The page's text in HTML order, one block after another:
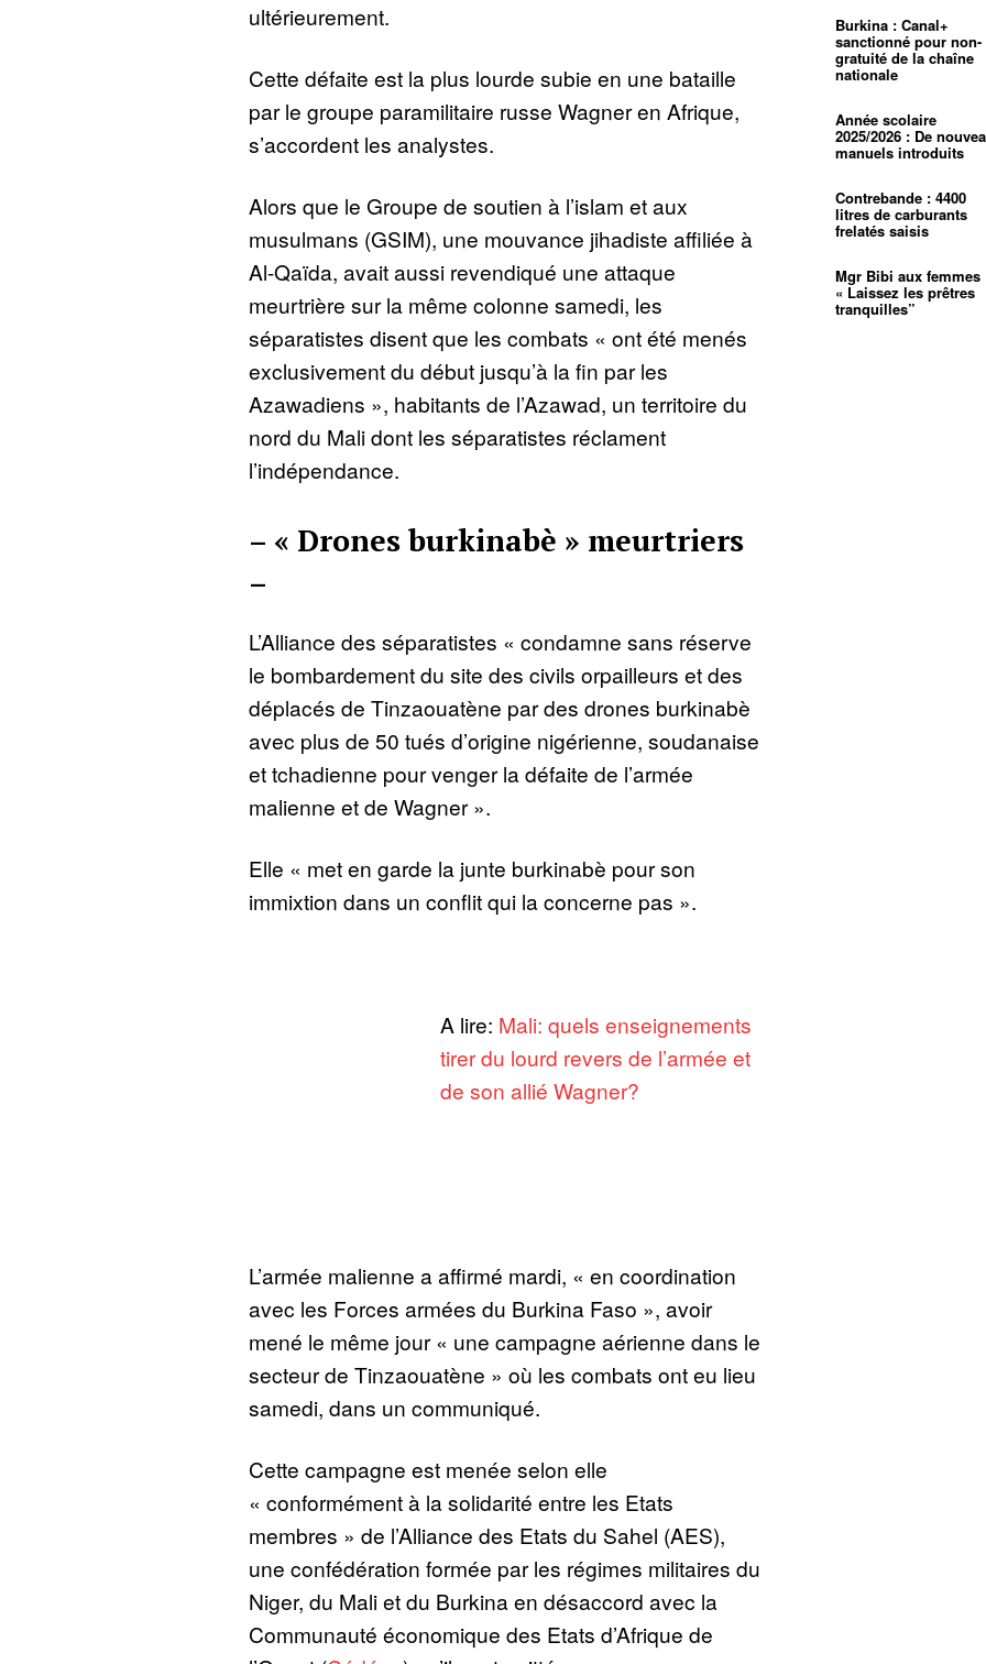
ultérieurement.
Cette défaite est la plus lourde subie en une bataille
par le groupe paramilitaire russe Wagner en Afrique,
s’accordent les analystes.
Alors que le Groupe de soutien à l’islam et aux
musulmans (GSIM), une mouvance jihadiste affiliée à
Al-Qaïda, avait aussi revendiqué une attaque
meurtrière sur la même colonne samedi, les
séparatistes disent que les combats « ont été menés
exclusivement du début jusqu’à la fin par les
Azawadiens », habitants de l’Azawad, un territoire du
nord du Mali dont les séparatistes réclament
l’indépendance.
– « Drones burkinabè » meurtriers
–
L’Alliance des séparatistes « condamne sans réserve
le bombardement du site des civils orpailleurs et des
déplacés de Tinzaouatène par des drones burkinabè
avec plus de 50 tués d’origine nigérienne, soudanaise
et tchadienne pour venger la défaite de l’armée
malienne et de Wagner ».
Elle « met en garde la junte burkinabè pour son
immixtion dans un conflit qui la concerne pas ».
A lire: Mali: quels enseignements
tirer du lourd revers de l’armée et
de son allié Wagner?
L’armée malienne a affirmé mardi, « en coordination
avec les Forces armées du Burkina Faso », avoir
mené le même jour « une campagne aérienne dans le
secteur de Tinzaouatène » où les combats ont eu lieu
samedi, dans un communiqué.
Cette campagne est menée selon elle
« conformément à la solidarité entre les Etats
membres » de l’Alliance des Etats du Sahel (AES),
une confédération formée par les régimes militaires du
Niger, du Mali et du Burkina en désaccord avec la
Communauté économique des Etats d’Afrique de
spirituel
mentale
Pénurie
à
mettra-t-
01:12
Mouelle :
dernier
voyage
Burkina : Canal+
sanctionné pour non-
gratuité de la chaîne
nationale
Année scolaire
2025/2026 : De
manuels introduits
Contrebande : 4400
litres de carburants
frelatés saisis
Mgr Bibi aux femmes
« Laissez les prêtres
tranquilles”